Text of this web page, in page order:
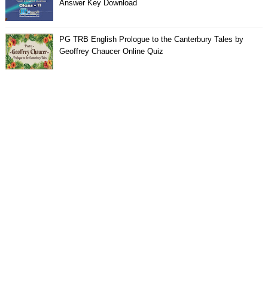
Answer Key Download
PG TRB English Prologue to the Canterbury Tales by
Geoffrey Chaucer Online Quiz